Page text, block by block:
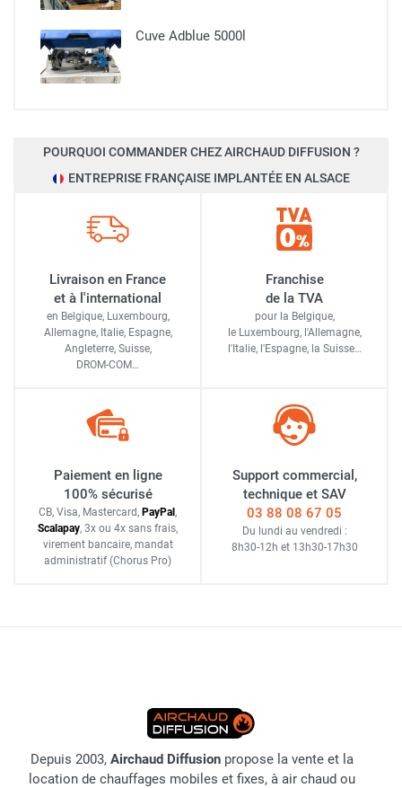
Cuve Adblue 5000l
POURQUOI COMMANDER CHEZ AIRCHAUD DIFFUSION ?
ENTREPRISE FRANÇAISE IMPLANTÉE EN ALSACE
Livraison en France
et à l'international
en Belgique, Luxembourg,
Allemagne, Italie, Espagne,
Angleterre, Suisse,
DROM-COM…
Franchise
de la TVA
pour la Belgique,
le Luxembourg, l'Allemagne,
l'Italie, l'Espagne, la Suisse…
Paiement en ligne
100% sécurisé
CB, Visa, Mastercard, PayPal ,
Scalapay, 3x ou 4x sans frais,
virement bancaire, mandat
administratif (Chorus Pro)
Support commercial,
technique et SAV
03 88 08 67 05
Du lundi au vendredi :
8h30-12h et 13h30-17h30
Depuis 2003, Airchaud Diffusion propose la vente et la
location de chauffages mobiles et fixes, à air chaud ou